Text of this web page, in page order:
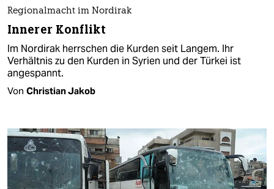
Regionalmacht im Nordirak
Innerer Konflikt
Im Nordirak herrschen die Kurden seit Langem. Ihr
Verhältnis zu den Kurden in Syrien und der Türkei ist
angespannt.
Von Christian Jakob